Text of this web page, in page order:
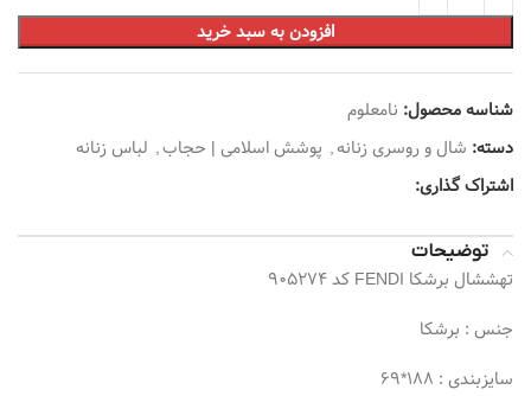
افزودن به سبد خرید
شناسه محصول: نامعلوم
دسته: شال و روسری زنانه, پوشش اسلامی | حجاب, لباس زنانه
اشتراک گذاری:
توضیحات
تهششال برشکا FENDI کد 905274
جنس : برشکا
سایزبندی : 188*69